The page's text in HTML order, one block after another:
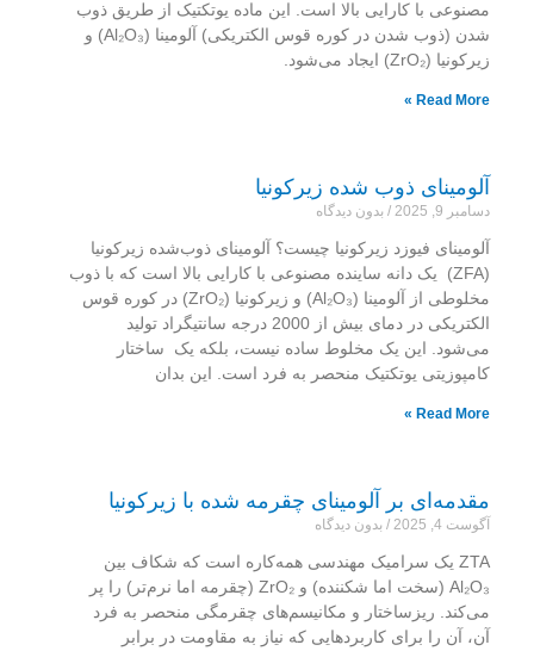
مصنوعی با کارایی بالا است. این ماده یوتکتیک از طریق ذوب
شدن (ذوب شدن در کوره قوس الکتریکی) آلومینا (Al₂O₃) و
زیرکونیا (ZrO₂) ایجاد می‌شود.
Read More »
آلومینای ذوب شده زیرکونیا
دسامبر 9, 2025 بدون دیدگاه
آلومینای فیوزد زیرکونیا چیست؟ آلومینای ذوب‌شده زیرکونیا
(ZFA) یک دانه ساینده مصنوعی با کارایی بالا است که با ذوب
مخلوطی از آلومینا (Al₂O₃) و زیرکونیا (ZrO₂) در کوره قوس
الکتریکی در دمای بیش از 2000 درجه سانتیگراد تولید
می‌شود. این یک مخلوط ساده نیست، بلکه یک ساختار
کامپوزیتی یوتکتیک منحصر به فرد است. این بدان
Read More »
مقدمه‌ای بر آلومینای چقرمه شده با زیرکونیا
آگوست 4, 2025 بدون دیدگاه
ZTA یک سرامیک مهندسی همه‌کاره است که شکاف بین
Al₂O₃ (سخت اما شکننده) و ZrO₂ (چقرمه اما نرم‌تر) را پر
می‌کند. ریزساختار و مکانیسم‌های چقرمگی منحصر به فرد
آن، آن را برای کاربردهایی که نیاز به مقاومت در برابر